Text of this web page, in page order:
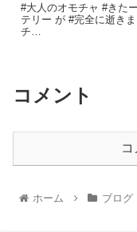
#大人のオモチャ #きた
テリー が #完全に逝き
チ…
コメント
ホーム ブログ